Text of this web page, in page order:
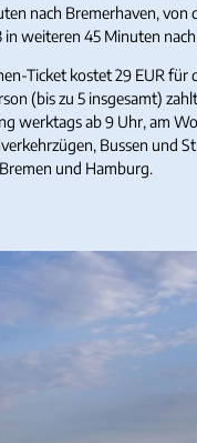
nach Bremerhaven, von
in weiteren 45 Minuten
Ticket kostet 29 EUR für
(bis zu 5 insgesamt)
werktags ab 9 Uhr, am
Bussen und
und Hamburg.